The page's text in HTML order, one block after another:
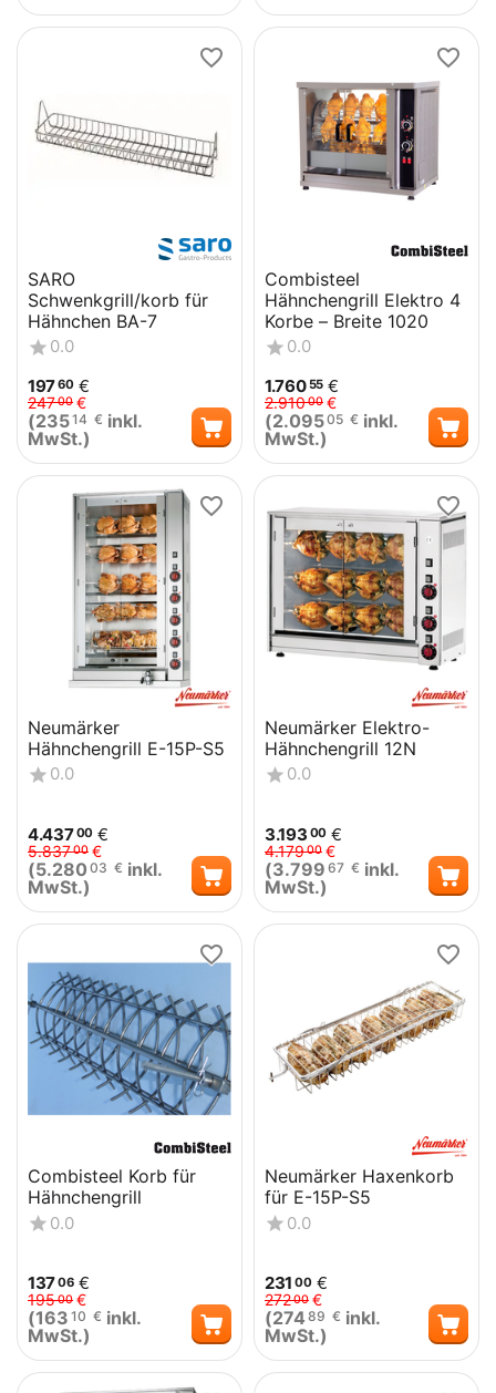
SARO
Schwenkgrill/korb für
Hähnchen BA-7
0.0
19760 €
24700 €
(23514 € inkl.
MwSt.)
Combisteel
Hähnchengrill Elektro 4
Korbe – Breite 1020
0.0
1.76055 €
2.91000 €
(2.09505 € inkl.
MwSt.)
Neumärker
Hähnchengrill E-15P-S5
0.0
4.43700 €
5.83700 €
(5.280 03 € inkl.
MwSt.)
Neumärker Elektro-
Hähnchengrill 12N
0.0
3.193 00 €
4.17900 €
(3.799 67 € inkl.
MwSt.)
Combisteel Korb für
Hähnchengrill
0.0
13706 €
19500 €
(163 10 € inkl.
MwSt.)
Neumärker Haxenkorb
für E-15P-S5
0.0
231 00 €
27200 €
(274 89 € inkl.
MwSt.)